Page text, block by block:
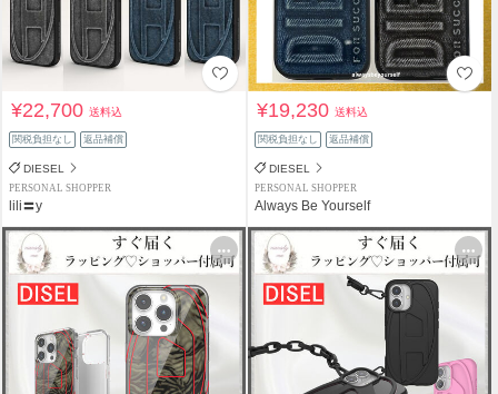
¥22,700送料込
関税負担なし 返品補償
DIESEL
PERSONAL SHOPPER
lili〓y
¥19,230送料込
関税負担なし 返品補償
DIESEL
PERSONAL SHOPPER
Always Be Yourself